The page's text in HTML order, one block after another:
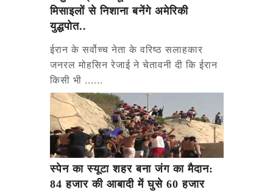
मिसाइलों से निशाना बनेंगे अमेरिकी
युद्धपोत..
ईरान के सर्वोच्च नेता के वरिष्ठ सलाहकार
जनरल मोहसिन रेजाई ने चेतावनी दी कि ईरान
किसी भी ......
स्पेन का स्यूटा शहर बना जंग का मैदान:
84 हजार की आबादी में घुसे 60 हजार